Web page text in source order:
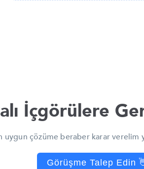
İçgörülere
uygun çözüme beraber karar verelim
Görüşme Talep Edin